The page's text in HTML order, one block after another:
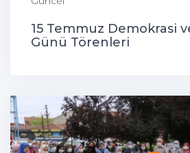
15 Temmuz Demokrasi
Günü Törenleri